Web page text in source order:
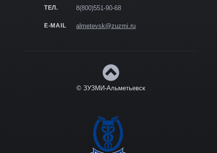
ТЕЛ. 8(800)551-90-68
E-MAIL almetevsk@zuzmi.ru
© ЗУЗМИ-Альметьевск